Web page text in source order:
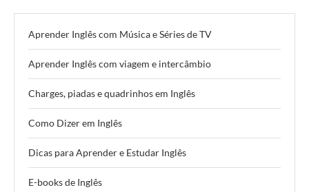
Aprender Inglês com Música e Séries de TV
Aprender Inglês com viagem e intercâmbio
Charges, piadas e quadrinhos em Inglês
Como Dizer em Inglês
Dicas para Aprender e Estudar Inglês
E-books de Inglês